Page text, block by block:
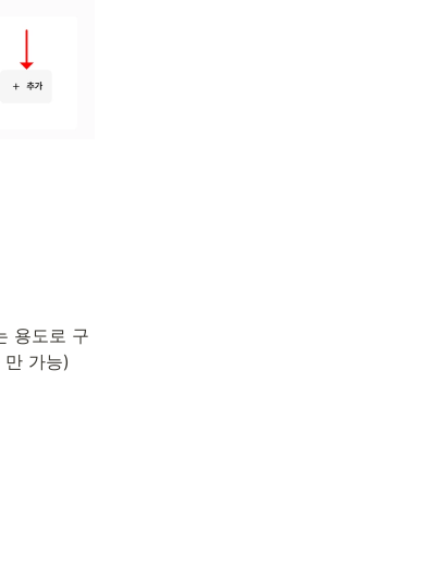
용도로 구
가능)